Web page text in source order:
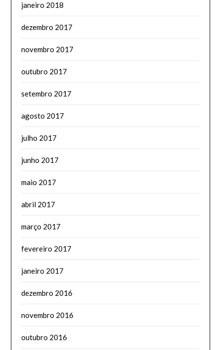
janeiro 2018
dezembro 2017
novembro 2017
outubro 2017
setembro 2017
agosto 2017
julho 2017
junho 2017
maio 2017
abril 2017
março 2017
fevereiro 2017
janeiro 2017
dezembro 2016
novembro 2016
outubro 2016